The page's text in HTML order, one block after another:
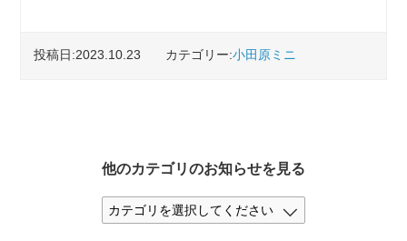
投稿日:2023.10.23 カテゴリー:小田原ミニ
他のカテゴリのお知らせを見る